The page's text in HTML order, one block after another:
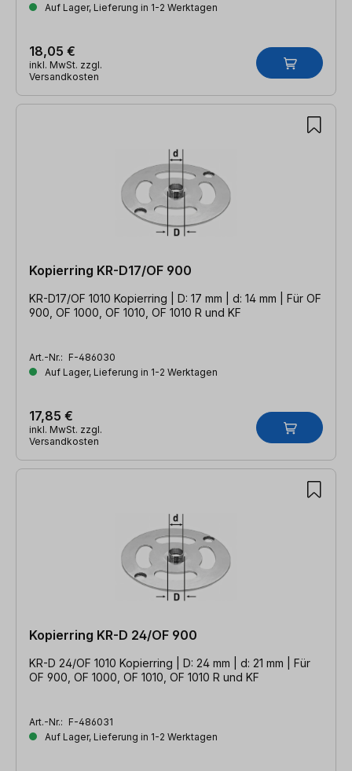
Auf Lager, Lieferung in 1-2 Werktagen
18,05 €
inkl. MwSt. zzgl.
Versandkosten
Kopierring KR-D17/OF 900
KR-D17/OF 1010 Kopierring | D: 17 mm | d: 14 mm | Für OF
900, OF 1000, OF 1010, OF 1010 R und KF
Art.-Nr.: F-486030
Auf Lager, Lieferung in 1-2 Werktagen
17,85 €
inkl. MwSt. zzgl.
Versandkosten
Kopierring KR-D 24/OF 900
KR-D 24/OF 1010 Kopierring | D: 24 mm | d: 21 mm | Für
OF 900, OF 1000, OF 1010, OF 1010 R und KF
Art.-Nr.: F-486031
Auf Lager, Lieferung in 1-2 Werktagen